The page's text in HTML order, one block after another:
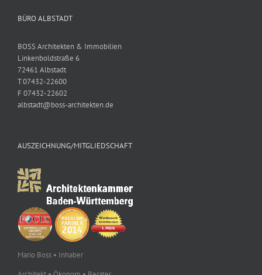
BÜRO ALBSTADT
BOSS Architekten & Immobilien
Linkenboldstraße 6
72461 Albstadt
T 07432-22600
F 07432-22602
albstadt@boss-architekten.de
AUSZEICHNUNG/MITGLIEDSCHAFT
Mario Boss • Inhaber